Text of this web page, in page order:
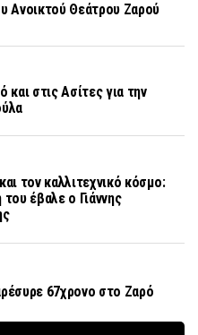
Ανοικτού Θεάτρου Ζαρού
και στις Ασίτες για την
τον καλλιτεχνικό κόσμο:
έβαλε ο Γιάννης
67χρονο στο Ζαρό